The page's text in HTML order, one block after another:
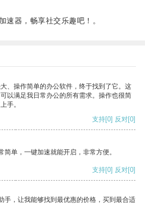
器，畅享社交乐趣吧！。
、操作简单的办公软件，终于找到了它。这
以满足我日常办公的所有需求。操作也很简
手。
支持[0] 反对[0]
简单，一键加速就能开启，非常方便。
支持[0] 反对[0]
手，让我能够找到最优惠的价格，买到最合适